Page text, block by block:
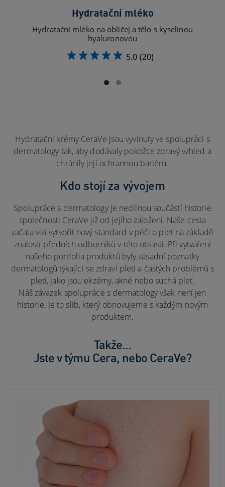
Hydratační mléko
Hydratační mléko na obličej a tělo s kyselinou
hyaluronovou
5.0 (20)
Hydratační krémy CeraVe jsou vyvinuty ve spolupráci s
dermatology tak, aby dodávaly pokožce zdravý vzhled a
chránily její ochrannou bariéru.
Kdo stojí za vývojem
Spolupráce s dermatology je nedílnou součástí historie
společnosti CeraVe již od jejího založení. Naše cesta
začala vizí vytvořit nový standard v péči o pleť na základě
znalostí předních odborníků v této oblasti. Při vytváření
našeho portfolia produktů byly zásadní poznatky
dermatologů týkající se zdraví pleti a častých problémů s
pletí, jako jsou ekzémy, akné nebo suchá pleť.
Náš závazek spolupráce s dermatology však není jen
historie. Je to slib, který obnovujeme s každým novým
produktem.
Takže...
Jste v týmu Cera, nebo CeraVe?